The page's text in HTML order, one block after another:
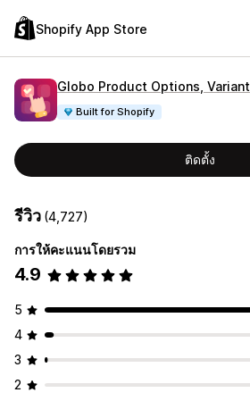
Shopify App Store
Globo Product Options, Variant
Built for Shopify
ติดตั้ง
รีวิว (4,727)
การให้คะแนนโดยรวม
4.9
5
4
3
2